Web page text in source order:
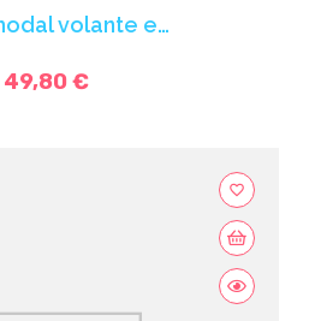
Pijama modal volante en el bajo
49,80 €
favorite_border